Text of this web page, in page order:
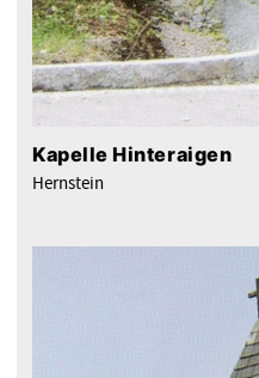
Kapelle Hinteraigen
Hernstein